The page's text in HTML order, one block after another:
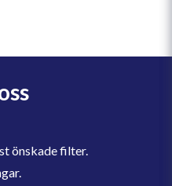
önskade filter.